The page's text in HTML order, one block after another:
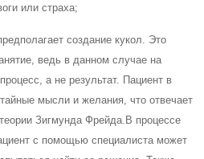
или страха;
создание кукол. Это
ведь в данном случае на
а не результат. Пациент в
мысли и желания, что отвечает
Зигмунда Фрейда.В процессе
с помощью специалиста может